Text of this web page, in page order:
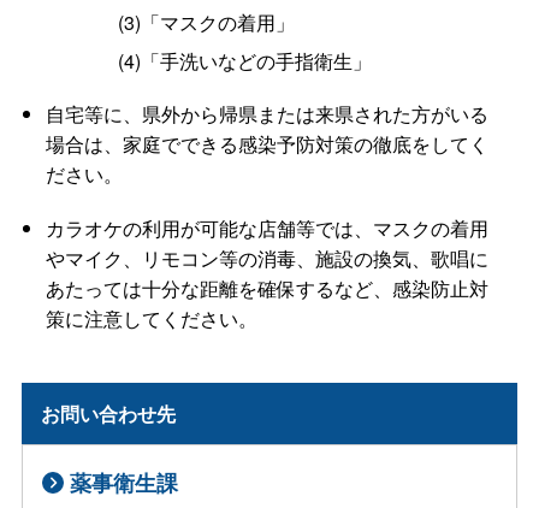
(3)「マスクの着用」
(4)「手洗いなどの手指衛生」
自宅等に、県外から帰県または来県された方がいる
場合は、家庭でできる感染予防対策の徹底をしてく
ださい。
カラオケの利用が可能な店舗等では、マスクの着用
やマイク、リモコン等の消毒、施設の換気、歌唱に
あたっては十分な距離を確保するなど、感染防止対
策に注意してください。
お問い合わせ先
薬事衛生課